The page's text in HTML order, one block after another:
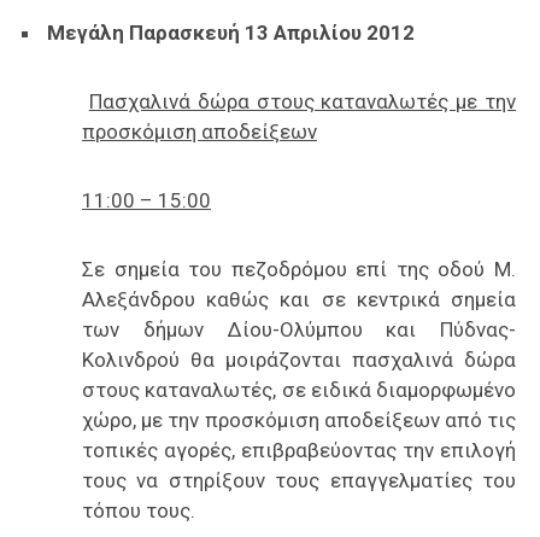
Μεγάλη Παρασκευή 13 Απριλίου 2012
Πασχαλινά δώρα στους καταναλωτές με την
προσκόμιση αποδείξεων
11:00 – 15:00
Σε σημεία του πεζοδρόμου επί της οδού Μ.
Αλεξάνδρου καθώς και σε κεντρικά σημεία
των δήμων Δίου-Ολύμπου και Πύδνας-
Κολινδρού θα μοιράζονται πασχαλινά δώρα
στους καταναλωτές, σε ειδικά διαμορφωμένο
χώρο, με την προσκόμιση αποδείξεων από τις
τοπικές αγορές, επιβραβεύοντας την επιλογή
τους να στηρίξουν τους επαγγελματίες του
τόπου τους.